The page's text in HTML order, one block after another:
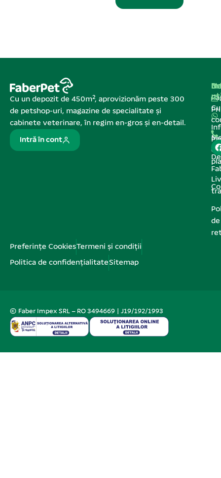
Cu un depozit de 450m², aprovizionăm peste 300
de petshop-uri, magazine de specialitate și
cabinete veterinare, în regim en-gros și en-detail.
Intră în cont
de
de
Preferințe CookiesTermeni și condiții
Politica de confidențialitateSitemap
© Faber Impex SRL – RO 3494669 | J19/192/1993